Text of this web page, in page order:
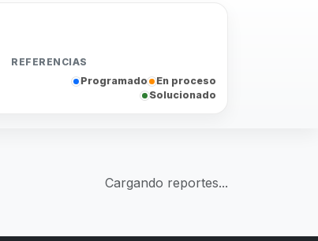
REFERENCIAS
Programado
En proceso
Solucionado
Cargando reportes...